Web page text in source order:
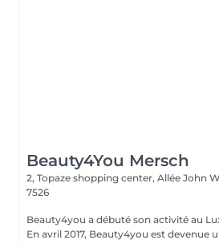
Beauty4You Mersch
2, Topaze shopping center, Allée John
7526
Beauty4you a débuté son activité au
En avril 2017, Beauty4you est devenue